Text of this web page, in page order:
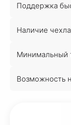
Поддержка
Наличие
Минимальный
Возможность